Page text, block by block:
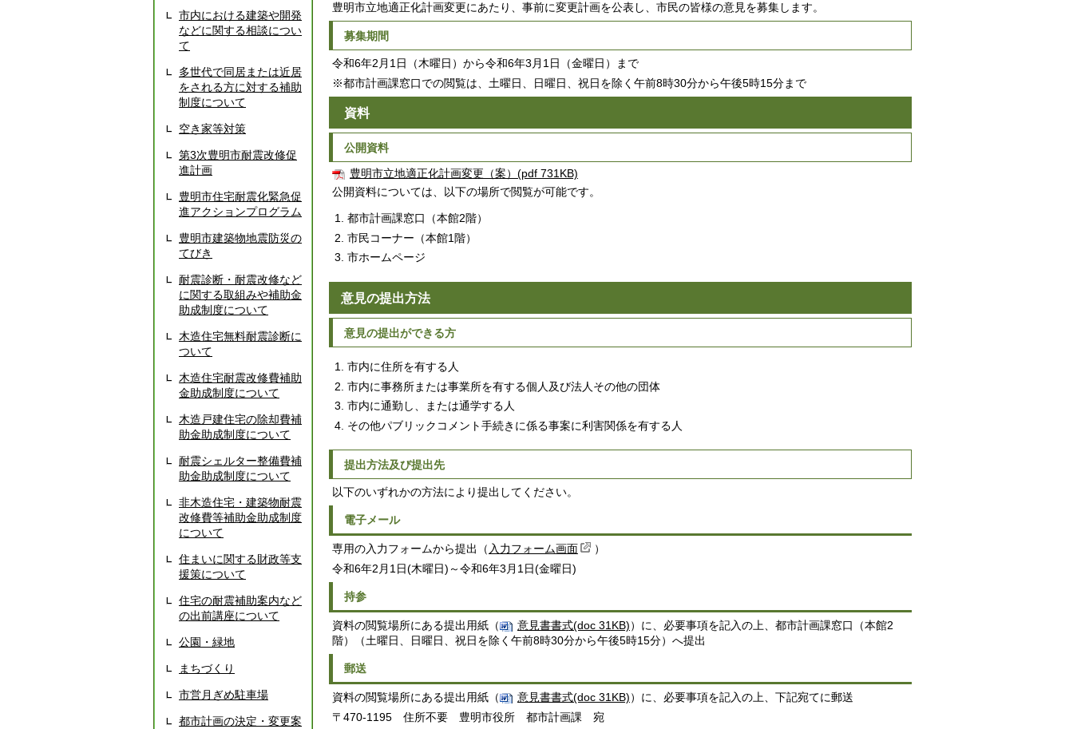
市内における建築や開発
などに関する相談につい
て
多世代で同居または近居
をされる方に対する補助
制度について
空き家等対策
第3次豊明市耐震改修促
進計画
豊明市住宅耐震化緊急促
進アクションプログラム
豊明市建築物地震防災の
てびき
耐震診断・耐震改修など
に関する取組みや補助金
助成制度について
木造住宅無料耐震診断に
ついて
木造住宅耐震改修費補助
金助成制度について
木造戸建住宅の除却費補
助金助成制度について
耐震シェルター整備費補
助金助成制度について
非木造住宅・建築物耐震
改修費等補助金助成制度
について
住まいに関する財政等支
援策について
住宅の耐震補助案内など
の出前講座について
公園・緑地
まちづくり
市営月ぎめ駐車場
都市計画の決定・変更案
豊明市立地適正化計画変更にあたり、事前に変更計画を公表し、市民の皆様の意見を募集します。
募集期間
令和6年2月1日（木曜日）から令和6年3月1日（金曜日）まで
※都市計画課窓口での閲覧は、土曜日、日曜日、祝日を除く午前8時30分から午後5時15分まで
資料
公開資料
豊明市立地適正化計画変更（案）(pdf 731KB)
公開資料については、以下の場所で閲覧が可能です。
都市計画課窓口（本館2階）
市民コーナー（本館1階）
市ホームページ
意見の提出方法
意見の提出ができる方
市内に住所を有する人
市内に事務所または事業所を有する個人及び法人その他の団体
市内に通勤し、または通学する人
その他パブリックコメント手続きに係る事案に利害関係を有する人
提出方法及び提出先
以下のいずれかの方法により提出してください。
電子メール
専用の入力フォームから提出（ 入力フォーム画面
）
令和6年2月1日(木曜日)～令和6年3月1日(金曜日)
持参
資料の閲覧場所にある提出用紙（ 意見書書式(doc 31KB)）に、必要事項を記入の上、都市計画課窓口（本館2
階）（土曜日、日曜日、祝日を除く午前8時30分から午後5時15分）へ提出
郵送
資料の閲覧場所にある提出用紙（ 意見書書式(doc 31KB)）に、必要事項を記入の上、下記宛てに郵送
〒470-1195 住所不要 豊明市役所 都市計画課 宛